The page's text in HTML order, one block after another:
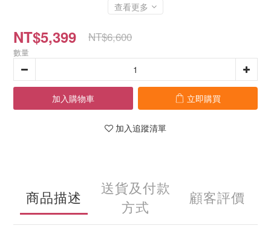
查看更多
NT$5,399 NT$6,600
數量
加入購物車 立即購買
加入追蹤清單
商品描述
送貨及付款
方式
顧客評價